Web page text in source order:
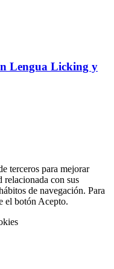
Lengua Licking y
terceros para mejorar
relacionada con sus
de navegación. Para
el botón Acepto.